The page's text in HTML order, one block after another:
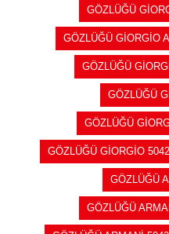
GÖZLÜĞÜ
GÖZLÜĞÜ GİORGİO
GÖZLÜĞÜ
GÖZLÜĞÜ
GÖZLÜĞÜ
GÖZLÜĞÜ GİORGİO
GÖZLÜĞÜ
GÖZLÜĞÜ